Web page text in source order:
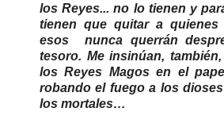
los Reyes... no lo tienen y
tienen que quitar a
esos nunca querrán
tesoro. Me insinúan,
los Reyes Magos en el
robando el fuego a los
los mortales…